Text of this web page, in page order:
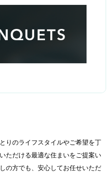
りのライフスタイルやご希望を丁
ただける最適な住まいをご提案い
の方でも、安心してお任せいただ